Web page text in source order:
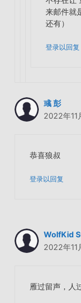
来邮件就
还有）
登录以回复
彧 彭
2022年11
恭喜狼叔
登录以回复
WolfKid
2022年
雁过留声，人